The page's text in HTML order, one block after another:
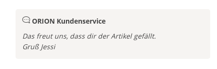
ORION Kundenservice
Das freut uns, dass dir der Artikel gefällt.
Gruß Jessi